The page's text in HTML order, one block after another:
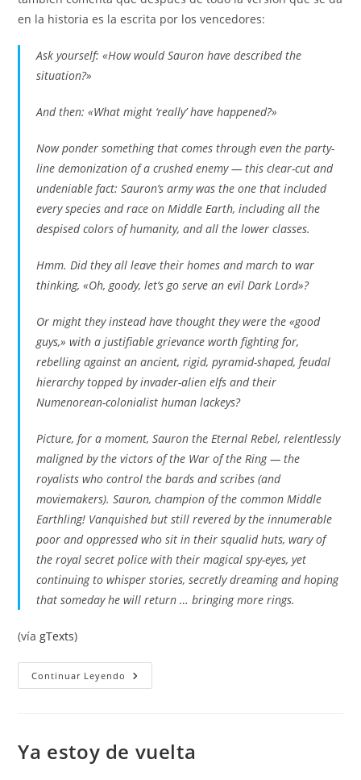
en la historia es la escrita por los vencedores:
Ask yourself: «How would Sauron have described the
situation?»
And then: «What might ‘really’ have happened?»
Now ponder something that comes through even the party-
line demonization of a crushed enemy — this clear-cut and
undeniable fact: Sauron’s army was the one that included
every species and race on Middle Earth, including all the
despised colors of humanity, and all the lower classes.
Hmm. Did they all leave their homes and march to war
thinking, «Oh, goody, let’s go serve an evil Dark Lord»?
Or might they instead have thought they were the «good
guys,» with a justifiable grievance worth fighting for,
rebelling against an ancient, rigid, pyramid-shaped, feudal
hierarchy topped by invader-alien elfs and their
Numenorean-colonialist human lackeys?
Picture, for a moment, Sauron the Eternal Rebel, relentlessly
maligned by the victors of the War of the Ring — the
royalists who control the bards and scribes (and
moviemakers). Sauron, champion of the common Middle
Earthling! Vanquished but still revered by the innumerable
poor and oppressed who sit in their squalid huts, wary of
the royal secret police with their magical spy-eyes, yet
continuing to whisper stories, secretly dreaming and hoping
that someday he will return … bringing more rings.
(víagTexts)
Continuar Leyendo La
Versión
Ya estoy de vuelta